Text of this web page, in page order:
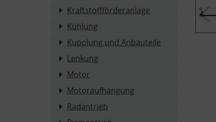
Kraftstoffförderanlage
Kühlung
Kupplung und Anbauteile
Lenkung
Motor
Motoraufhängung
Radantrieb